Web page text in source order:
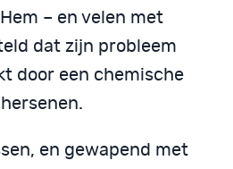
– en velen met
dat zijn probleem
door een chemische
en gewapend met